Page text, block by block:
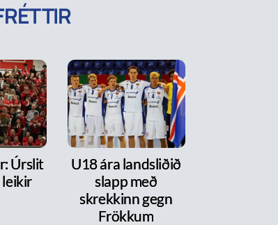
Úrslit
U18 ára landsliðið
slapp með
skrekkinn gegn
Frökkum